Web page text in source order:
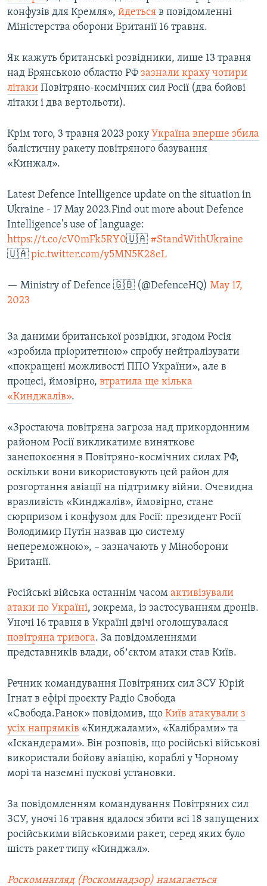
конфузів для Кремля», йдеться в повідомленні
Міністерства оборони Британії 16 травня.
Як кажуть британські розвідники, лише 13 травня
над Брянською областю РФ зазнали краху чотири
літаки Повітряно-космічних сил Росії (два бойові
літаки і два вертольоти).
Крім того, 3 травня 2023 року Україна вперше збила
балістичну ракету повітряного базування
«Кинжал».
Latest Defence Intelligence update on the situation in
Ukraine - 17 May 2023.Find out more about Defence
Intelligence's use of language:
https://t.co/cV0mFk5RY0🇺🇦 #StandWithUkraine
🇺🇦 pic.twitter.com/y5MN5K28eL
— Ministry of Defence 🇬🇧 (@DefenceHQ) May 17,
2023
За даними британської розвідки, згодом Росія
«зробила пріоритетною» спробу нейтралізувати
«покращені можливості ППО України», але в
процесі, ймовірно, втратила ще кілька
«Кинджалів».
«Зростаюча повітряна загроза над прикордонним
районом Росії викликатиме виняткове
занепокоєння в Повітряно-космічних силах РФ,
оскільки вони використовують цей район для
розгортання авіації на підтримку війни. Очевидна
вразливість «Кинджалів», ймовірно, стане
сюрпризом і конфузом для Росії: президент Росії
Володимир Путін назвав цю систему
непереможною», – зазначають у Міноборони
Британії.
Російські війська останнім часом активізували
атаки по Україні, зокрема, із застосуванням дронів.
Уночі 16 травня в Україні двічі оголошувалася
повітряна тривога. За повідомленнями
представників влади, обʼєктом атаки став Київ.
Речник командування Повітряних сил ЗСУ Юрій
Ігнат в ефірі проєкту Радіо Свобода
«Свобода.Ранок» повідомив, що Київ атакували з
усіх напрямків «Кинджалами», «Калібрами» та
«Іскандерами». Він розповів, що російські військові
використали бойову авіацію, кораблі у Чорному
морі та наземні пускові установки.
За повідомленням командування Повітряних сил
ЗСУ, уночі 16 травня вдалося збити всі 18 запущених
російськими військовими ракет, серед яких було
шість ракет типу «Кинджал».
Роскомнагляд (Роскомнадзор) намагається